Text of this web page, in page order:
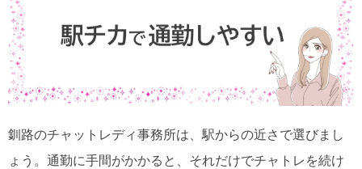
釧路のチャットレディ事務所は、駅からの近さで選びまし
ょう。通勤に手間がかかると、それだけでチャトレを続け